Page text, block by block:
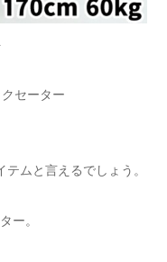
セーター
ムと言えるでしょう。
ー。